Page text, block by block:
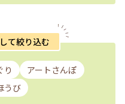
て絞り込む
り
アートさんぽ
うび